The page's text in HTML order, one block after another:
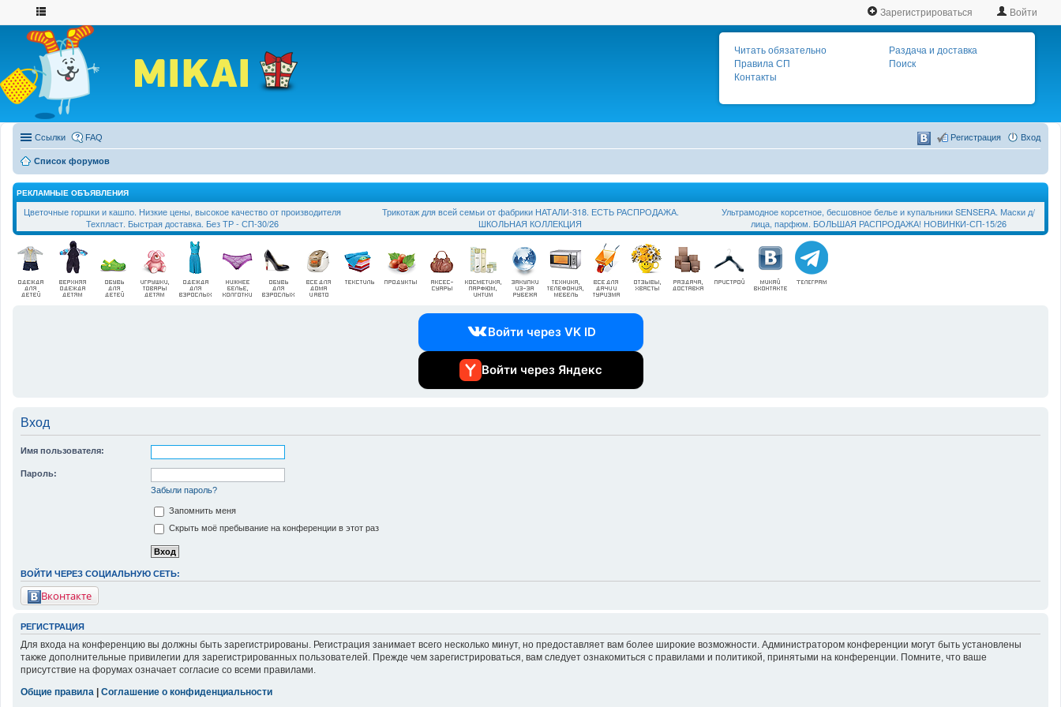
Зарегистрироваться Войти
Читать обязательно
Правила СП
Контакты
Раздача и доставка
Поиск
Ссылки FAQ Вход
Регистрация
Список форумов
РЕКЛАМНЫЕ ОБЪЯВЛЕНИЯ
Цветочные горшки и кашпо. Низкие цены, высокое качество от производителя
Техпласт. Быстрая доставка. Без ТР - СП-30/26
Трикотаж для всей семьи от фабрики НАТАЛИ-318. ЕСТЬ РАСПРОДАЖА.
ШКОЛЬНАЯ КОЛЛЕКЦИЯ
Ультрамодное корсетное, бесшовное белье и купальники SЕNSЕRА. Маски д/
лица, парфюм. БОЛЬШАЯ РАСПРОДАЖА! НОВИНКИ-СП-15/26
Войти через VK ID
Войти через Яндекс
Вход
Имя пользователя:
Пароль:
Забыли пароль?
Запомнить меня
Скрыть моё пребывание на конференции в этот раз
ВОЙТИ ЧЕРЕЗ СОЦИАЛЬНУЮ СЕТЬ:
Вконтакте
РЕГИСТРАЦИЯ
Для входа на конференцию вы должны быть зарегистрированы. Регистрация занимает всего несколько минут, но предоставляет вам более широкие возможности. Администратором конференции могут быть установлены
также дополнительные привилегии для зарегистрированных пользователей. Прежде чем зарегистрироваться, вам следует ознакомиться с правилами и политикой, принятыми на конференции. Помните, что ваше
присутствие на форумах означает согласие со всеми правилами.
Общие правила
Соглашение о конфиденциальности